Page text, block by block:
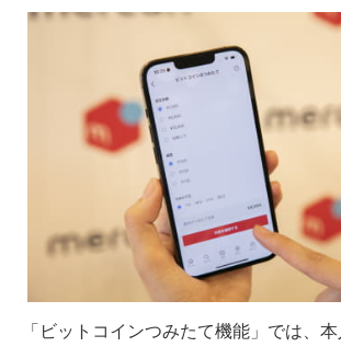
「ビットコインつみたて機能」では、